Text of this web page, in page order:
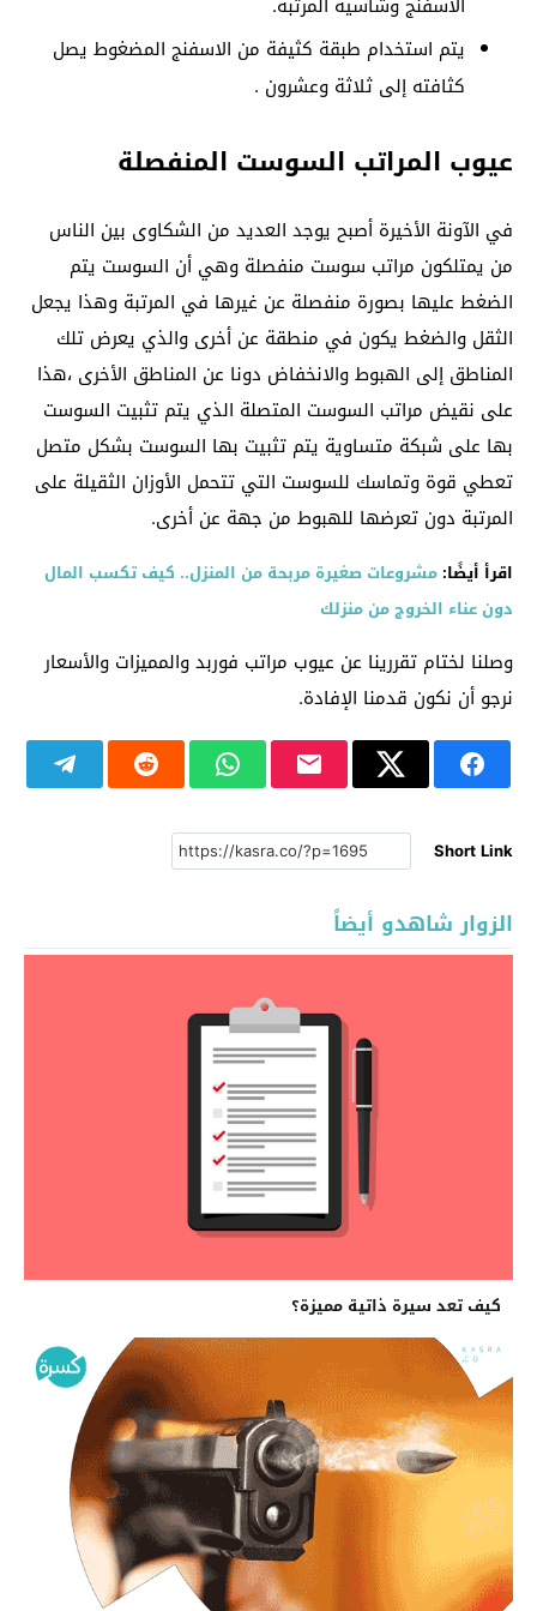
يتم استخدام طبقة كثيفة من الاسفنج المضغوط يصل
كثافته إلى ثلاثة وعشرون .
عيوب المراتب السوست المنفصلة
في الآونة الأخيرة أصبح يوجد العديد من الشكاوى بين الناس
من يمتلكون مراتب سوست منفصلة وهي أن السوست يتم
الضغط عليها بصورة منفصلة عن غيرها في المرتبة وهذا يجعل
الثقل والضغط يكون في منطقة عن أخرى والذي يعرض تلك
المناطق إلى الهبوط والانخفاض دونا عن المناطق الأخرى ،هذا
على نقيض مراتب السوست المتصلة الذي يتم تثبيت السوست
بها على شبكة متساوية يتم تثبيت بها السوست بشكل متصل
تعطي قوة وتماسك للسوست التي تتحمل الأوزان الثقيلة على
المرتبة دون تعرضها للهبوط من جهة عن أخرى.
اقرأ أيضًا: مشروعات صغيرة مربحة من المنزل.. كيف تكسب المال
دون عناء الخروج من منزلك
وصلنا لختام تقررينا عن عيوب مراتب فوربد والمميزات والأسعار
نرجو أن نكون قدمنا الإفادة.
Short Link
الزوار شاهدو أيضاً
كيف تعد سيرة ذاتية مميزة؟